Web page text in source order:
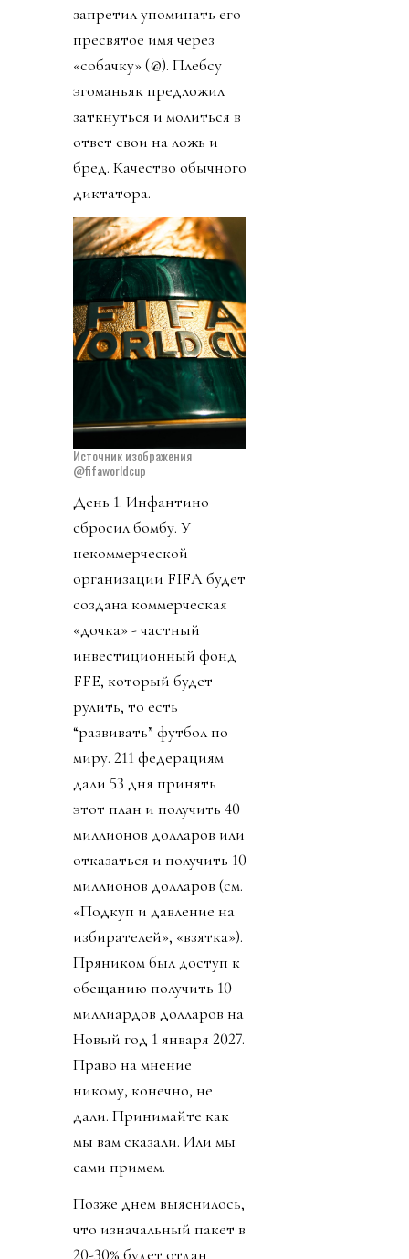
запретил упоминать его
пресвятое имя через
«собачку» (@). Плебсу
эгоманьяк предложил
заткнуться и молиться в
ответ свои на ложь и
бред. Качество обычного
диктатора.
Источник изображения
@fifaworldcup
День 1. Инфантино
сбросил бомбу. У
некоммерческой
организации FIFA будет
создана коммерческая
«дочка» - частный
инвестиционный фонд
FFE, который будет
рулить, то есть
“развивать” футбол по
миру. 211 федерациям
дали 53 дня принять
этот план и получить 40
миллионов долларов или
отказаться и получить 10
миллионов долларов (см.
«Подкуп и давление на
избирателей», «взятка»).
Пряником был доступ к
обещанию получить 10
миллиардов долларов на
Новый год 1 января 2027.
Право на мнение
никому, конечно, не
дали. Принимайте как
мы вам сказали. Или мы
сами примем.
Позже днем выяснилось,
что изначальный пакет в
20-30% будет отдан